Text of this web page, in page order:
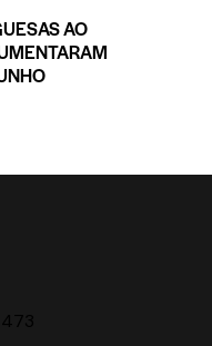
AO
473